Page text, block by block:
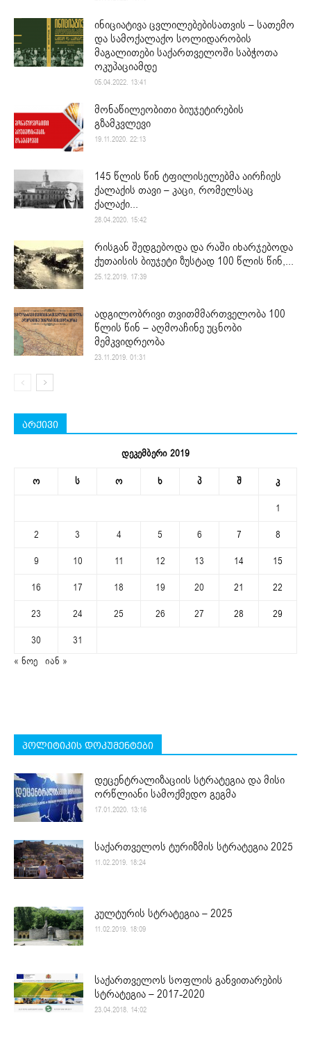
ინიციატივა ცვლილებებისათვის – სათემო
და სამოქალაქო სოლიდარობის
მაგალითები საქართველოში საბჭოთა
ოკუპაციამდე
05.04.2022. 13:41
მონაწილეობითი ბიუჯეტირების
გზამკვლევი
19.11.2020. 22:13
145 წლის წინ ტფილისელებმა აირჩიეს
ქალაქის თავი – კაცი, რომელსაც
ქალაქი...
28.04.2020. 15:42
რისგან შედგებოდა და რაში იხარჯებოდა
ქუთაისის ბიუჯეტი ზუსტად 100 წლის წინ,...
25.12.2019. 17:39
ადგილობრივი თვითმმართველობა 100
წლის წინ – აღმოაჩინე უცნობი
მემკვიდრეობა
23.11.2019. 01:31
არქივი
დეკემბერი 2019
ო ს ო ხ პ შ კ
1
2
3 4 5 6 7
8
9
10 11 12 13 14
15
16
17 18 19 20 21
22
23
24 25 26 27 28
29
30
31
« ნოე იან »
პოლიტიკის დოკუმენტები
დეცენტრალიზაციის სტრატეგია და მისი
ორწლიანი სამოქმედო გეგმა
17.01.2020. 13:16
საქართველოს ტურიზმის სტრატეგია 2025
11.02.2019. 18:24
კულტურის სტრატეგია – 2025
11.02.2019. 18:09
საქართველოს სოფლის განვითარების
სტრატეგია – 2017-2020
23.04.2018. 14:02